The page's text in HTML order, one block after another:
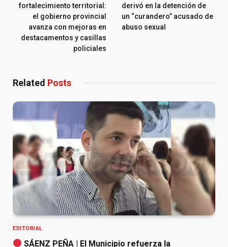
fortalecimiento territorial:
el gobierno provincial
avanza con mejoras en
destacamentos y casillas
policiales
derivó en la detención de
un “curandero” acusado de
abuso sexual
Related Posts
EDITORIAL
SÁENZ PEÑA | El Municipio refuerza la